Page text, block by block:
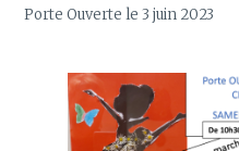
Porte Ouverte le 3 juin 2023